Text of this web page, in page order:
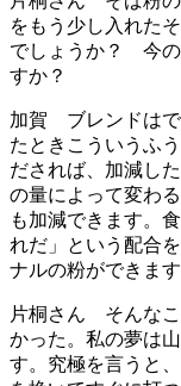
をもう少し入れた
でしょうか？ 今の
すか？
加賀 ブレンドはで
たときこういうふ
だされば、加減し
の量によって変わ
も加減できます。
れだ」という配合
ナルの粉ができます
片桐さん そんな
かった。私の夢は
す。究極を言うと